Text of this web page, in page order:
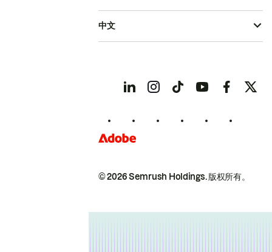
© 2026 Semrush Holdings.版权所有。
中文